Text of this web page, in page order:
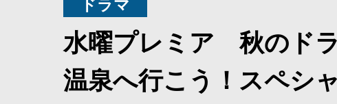
ドラマ
水曜プレミア 秋のド
温泉へ行こう！スペシ